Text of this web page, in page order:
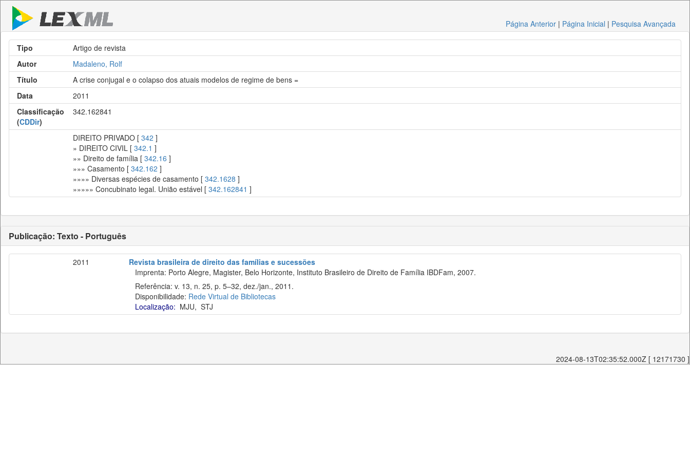
Página Anterior | Página Inicial | Pesquisa Avançada
Tipo
Artigo de revista
Autor
Madaleno, Rolf
Título
A crise conjugal e o colapso dos atuais modelos de regime de bens =
Data
2011
Classificação
(CDDir)
342.162841
DIREITO PRIVADO [ 342 ]
» DIREITO CIVIL [ 342.1 ]
»» Direito de família [ 342.16 ]
»»» Casamento [ 342.162 ]
»»»» Diversas espécies de casamento [ 342.1628 ]
»»»»» Concubinato legal. União estável [ 342.162841 ]
Publicação: Texto - Português
2011
Revista brasileira de direito das famílias e sucessões
Imprenta: Porto Alegre, Magister, Belo Horizonte, Instituto Brasileiro de Direito de Família IBDFam, 2007.
Referência: v. 13, n. 25, p. 5–32, dez./jan., 2011.
Disponibilidade: Rede Virtual de Bibliotecas
Localização: MJU, STJ
2024-08-13T02:35:52.000Z [ 12171730 ]